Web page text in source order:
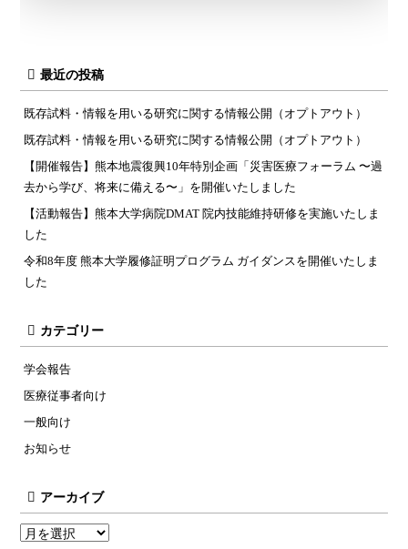
最近の投稿
既存試料・情報を用いる研究に関する情報公開（オプトアウト）
既存試料・情報を用いる研究に関する情報公開（オプトアウト）
【開催報告】熊本地震復興10年特別企画「災害医療フォーラム 〜過
去から学び、将来に備える〜」を開催いたしました
【活動報告】熊本大学病院DMAT 院内技能維持研修を実施いたしま
した
令和8年度 熊本大学履修証明プログラム ガイダンスを開催いたしま
した
カテゴリー
学会報告
医療従事者向け
一般向け
お知らせ
アーカイブ